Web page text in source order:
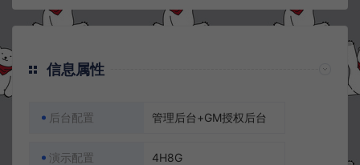
信息属性
后台配置 管理后台+GM授权后台
演示配置 4H8G